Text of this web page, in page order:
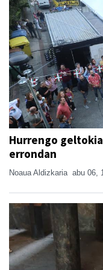
Hurrengo
errondan
Noaua Aldizkaria abu 06,